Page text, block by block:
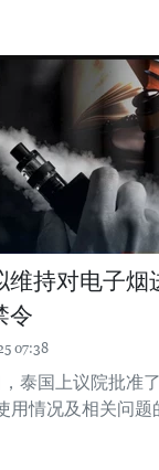
维持对电子烟
令
07:38
泰国上议院批准
用情况及相关问题